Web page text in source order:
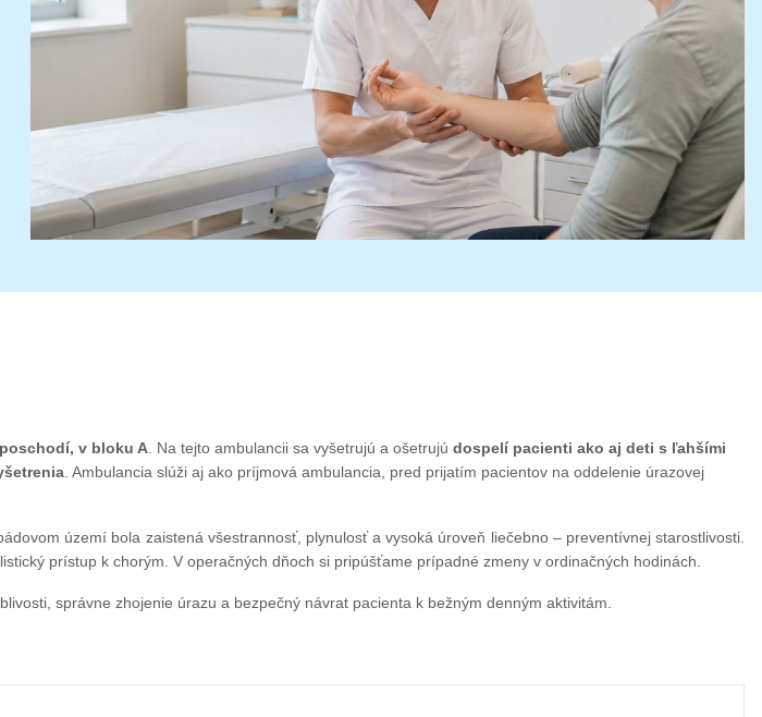
v bloku A . Na tejto ambulancii sa vyšetrujú a ošetrujú dospelí pacienti ako aj deti s ľahšími
. Ambulancia slúži aj ako príjmová ambulancia, pred prijatím pacientov na oddelenie úrazovej
území bola zaistená všestrannosť, plynulosť a vysoká úroveň liečebno – preventívnej starostlivosti.
prístup k chorým. V operačných dňoch si pripúšťame prípadné zmeny v ordinačných hodinách.
správne zhojenie úrazu a bezpečný návrat pacienta k bežným denným aktivitám.